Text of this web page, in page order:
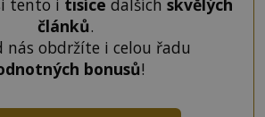
článků.
nás obdržíte i celou řadu
bonusů!